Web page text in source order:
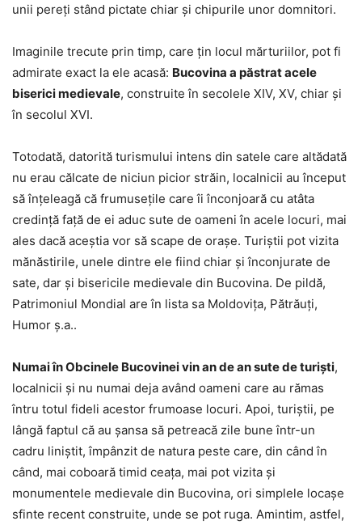
unii pereţi stând pictate chiar şi chipurile unor domnitori.
Imaginile trecute prin timp, care ţin locul mărturiilor, pot fi
admirate exact la ele acasă: Bucovina a păstrat acele
biserici medievale, construite în secolele XIV, XV, chiar şi
în secolul XVI.
Totodată, datorită turismului intens din satele care altădată
nu erau călcate de niciun picior străin, localnicii au început
să înţeleagă că frumuseţile care îi înconjoară cu atâta
credinţă faţă de ei aduc sute de oameni în acele locuri, mai
ales dacă aceştia vor să scape de oraşe. Turiştii pot vizita
mănăstirile, unele dintre ele fiind chiar şi înconjurate de
sate, dar şi bisericile medievale din Bucovina. De pildă,
Patrimoniul Mondial are în lista sa Moldoviţa, Pătrăuţi,
Humor ș.a..
Numai în Obcinele Bucovinei vin an de an sute de turişti,
localnicii şi nu numai deja având oameni care au rămas
întru totul fideli acestor frumoase locuri. Apoi, turiştii, pe
lângă faptul că au şansa să petreacă zile bune într-un
cadru liniştit, împânzit de natura peste care, din când în
când, mai coboară timid ceaţa, mai pot vizita şi
monumentele medievale din Bucovina, ori simplele locașe
sfinte recent construite, unde se pot ruga. Amintim, astfel,